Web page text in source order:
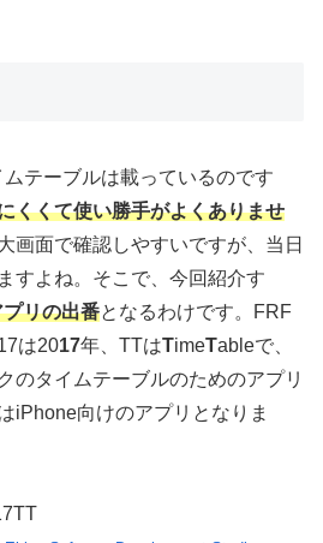
テーブルは載っているのです
くくて使い勝手がよくありませ
画面で確認しやすいですが、当日
すよね。そこで、今回紹介す
リの出番となるわけです。FRF
は2017年、TTはTimeTableで、
のタイムテーブルのためのアプリ
iPhone向けのアプリとなりま